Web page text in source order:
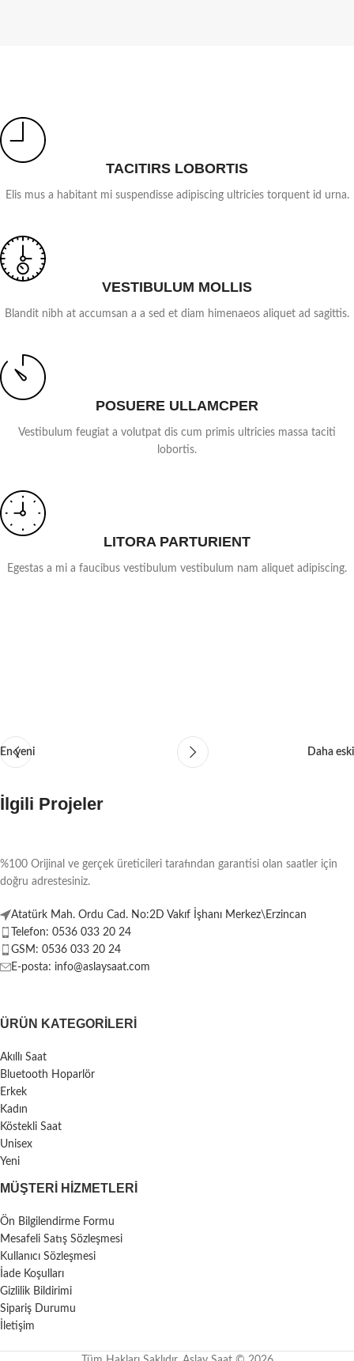
TACITIRS LOBORTIS
Elis mus a habitant mi suspendisse adipiscing ultricies torquent id urna.
VESTIBULUM MOLLIS
Blandit nibh at accumsan a a sed et diam himenaeos aliquet ad sagittis.
POSUERE ULLAMCPER
Vestibulum feugiat a volutpat dis cum primis ultricies massa taciti
lobortis.
LITORA PARTURIENT
Egestas a mi a faucibus vestibulum vestibulum nam aliquet adipiscing.
En yeni Daha eski
İlgili Projeler
Furniture
A lacus bibendum pulvinar
%100 Orijinal ve gerçek üreticileri tarafından garantisi olan saatler için
doğru adrestesiniz.
Atatürk Mah. Ordu Cad. No:2D Vakıf İşhanı Merkez\Erzincan
Telefon: 0536 033 20 24
GSM: 0536 033 20 24
E-posta: info@aslaysaat.com
ÜRÜN KATEGORILERI
Akıllı Saat
Bluetooth Hoparlör
Erkek
Kadın
Köstekli Saat
Unisex
Yeni
MÜŞTERI HIZMETLERI
Ön Bilgilendirme Formu
Mesafeli Satış Sözleşmesi
Kullanıcı Sözleşmesi
İade Koşulları
Gizlilik Bildirimi
Sipariş Durumu
İletişim